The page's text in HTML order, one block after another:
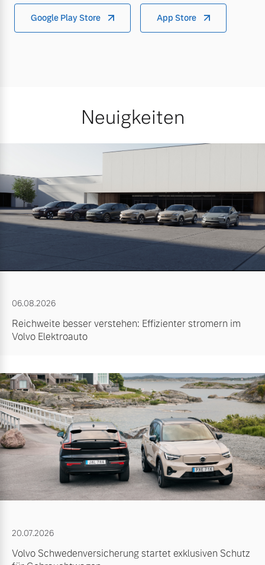
Google Play Store App Store
Neuigkeiten
06.08.2026
Reichweite besser verstehen: Effizienter stromern im
Volvo Elektroauto
20.07.2026
Volvo Schwedenversicherung startet exklusiven Schutz